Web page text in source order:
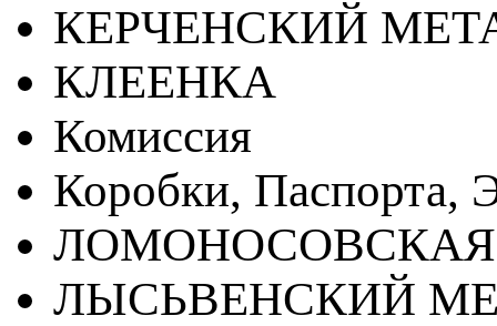
КЕРЧЕНСКИЙ
КЛЕЕНКА
Комиссия
Коробки, Паспорта,
ЛЫСЬВЕНСКИЙ